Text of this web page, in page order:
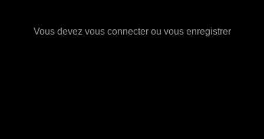
Vous devez vous connecter ou vous enregistrer